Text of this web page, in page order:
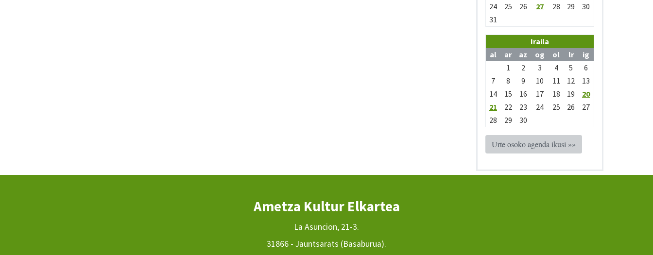
24
25 26 27 28 29
30
31
Iraila
al
ar az og ol lr
ig
1
2 3 4 5
6
7
8 9 10 11 12
13
14
15 16 17 18 19
20
21
22 23 24 25 26
27
28
29 30
Urte osoko agenda ikusi »»
Ametza Kultur Elkartea
La Asuncion, 21-3.
31866 - Jauntsarats (Basaburua).